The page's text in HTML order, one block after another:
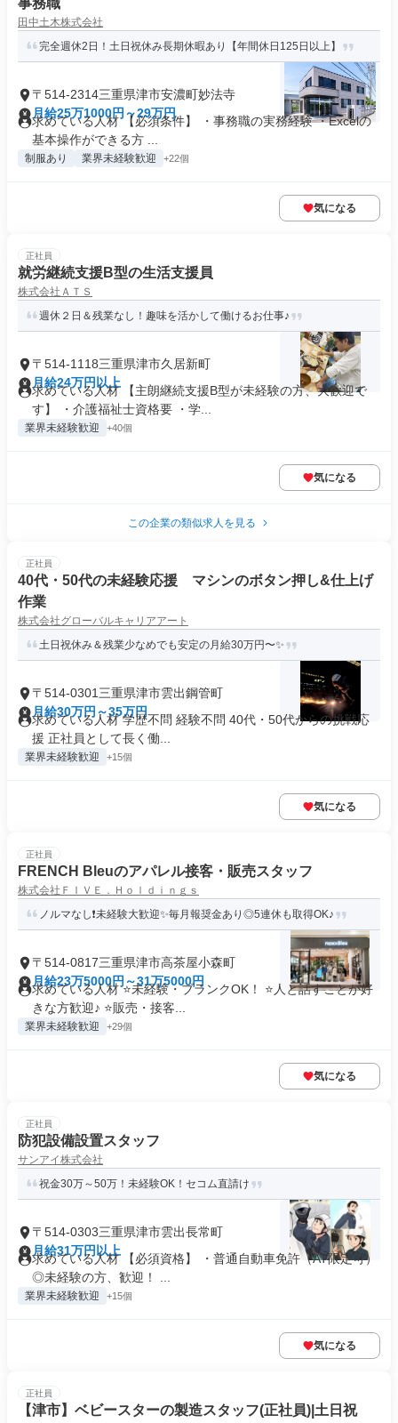
事務職
田中土木株式会社
完全週休2日！土日祝休み長期休暇あり【年間休日125日以上】
〒514-2314三重県津市安濃町妙法寺
月給25万1000円～29万円
求めている人材 【必須条件】 ・事務職の実務経験 ・Excelの
基本操作ができる方 ...
制服あり 業界未経験歓迎 +22個
気になる
正社員
就労継続支援B型の生活支援員
株式会社ＡＴＳ
週休２日＆残業なし！趣味を活かして働けるお仕事♪
〒514-1118三重県津市久居新町
月給24万円以上
求めている人材 【主朗継続支援B型が未経験の方、大歓迎で
す】 ・介護福祉士資格要 ・学...
業界未経験歓迎 +40個
気になる
この企業の類似求人を見る
正社員
40代・50代の未経験応援 マシンのボタン押し&仕上げ
作業
株式会社グローバルキャリアアート
土日祝休み＆残業少なめでも安定の月給30万円〜✨
〒514-0301三重県津市雲出鋼管町
月給30万円～35万円
求めている人材 学歴不問 経験不問 40代・50代からの挑戦応
援 正社員として長く働...
業界未経験歓迎 +15個
気になる
正社員
FRENCH Bleuのアパレル接客・販売スタッフ
株式会社ＦＩＶＥ．Ｈｏｌｄｉｎｇｓ
ノルマなし❗未経験大歓迎✨毎月報奨金あり◎5連休も取得OK♪
〒514-0817三重県津市高茶屋小森町
月給23万5000円～31万5000円
求めている人材 ⭐未経験・ブランクOK！ ⭐人と話すことが好
きな方歓迎♪ ⭐販売・接客...
業界未経験歓迎 +29個
気になる
正社員
防犯設備設置スタッフ
サンアイ株式会社
祝金30万～50万！未経験OK！セコム直請け
〒514-0303三重県津市雲出長常町
月給31万円以上
求めている人材 【必須資格】 ・普通自動車免許（AT限定可）
◎未経験の方、歓迎！ ...
業界未経験歓迎 +15個
気になる
正社員
【津市】ベビースターの製造スタッフ(正社員)|土日祝